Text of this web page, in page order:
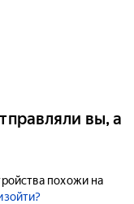
вы, а
похожи на